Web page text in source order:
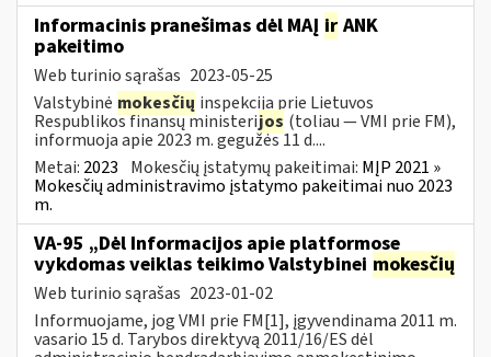
Informacinis pranešimas dėl MAĮ ir ANK
pakeitimo
Web turinio sąrašas 2023-05-25
Valstybinė mokesčių inspekcija prie Lietuvos
Respublikos finansų ministerijos (toliau — VMI prie FM),
informuoja apie 2023 m. gegužės 11 d....
Metai: 2023 Mokesčių įstatymų pakeitimai: MĮP 2021 »
Mokesčių administravimo įstatymo pakeitimai nuo 2023
m.
VA-95 „Dėl Informacijos apie platformose
vykdomas veiklas teikimo Valstybinei mokesčių
Web turinio sąrašas 2023-01-02
Informuojame, jog VMI prie FM[1], įgyvendinama 2011 m.
vasario 15 d. Tarybos direktyvą 2011/16/ES dėl